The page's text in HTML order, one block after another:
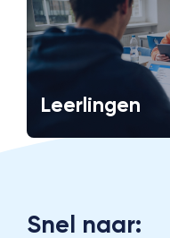
Leerlingen
Snel naar: